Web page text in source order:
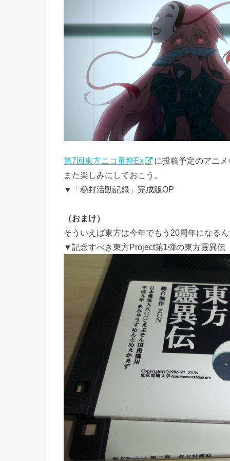
第7回東方ニコ童祭Ex
に投稿予定のアニ
また楽しみにしておこう。
▼「秘封活動記録」完成版OP
（おまけ）
そういえば東方は今年でもう20周年になる
▼記念すべき東方Project第1弾の東方靈異伝